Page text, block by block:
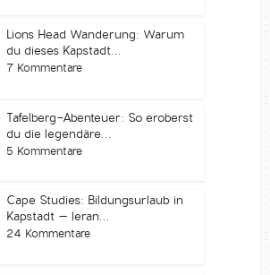
Lions Head Wanderung: Warum
du dieses Kapstadt...
7 Kommentare
Tafelberg-Abenteuer: So eroberst
du die legendäre...
5 Kommentare
Cape Studies: Bildungsurlaub in
Kapstadt – leran...
24 Kommentare